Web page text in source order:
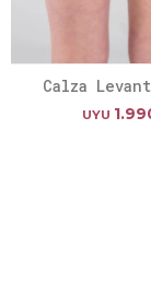
Calza
UYU